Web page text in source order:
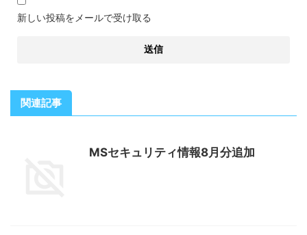
新しい投稿をメールで受け取る
関連記事
MSセキュリティ情報8月分追加